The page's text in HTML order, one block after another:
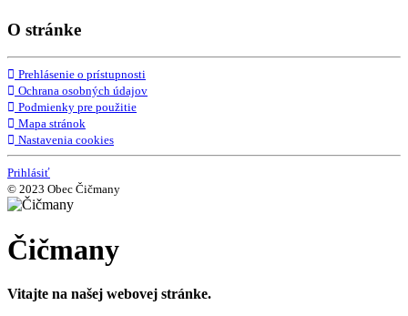
O stránke
Prehlásenie o prístupnosti
Ochrana osobných údajov
Podmienky pre použitie
Mapa stránok
Nastavenia cookies
Prihlásiť
© 2023 Obec Čičmany
Čičmany
Vitajte na našej webovej stránke.